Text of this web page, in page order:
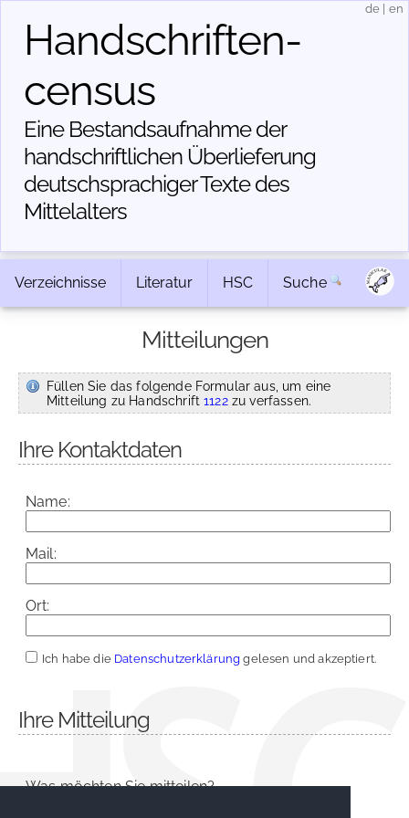
Handschriften­
census
Eine Bestandsaufnahme der
handschriftlichen Über­lieferung
deutschsprachiger Texte des
Mittelalters
de en
Verzeichnisse Literatur HSC Suche
Mitteilungen
Füllen Sie das folgende Formular aus, um eine
Mitteilung zu Handschrift1122zu verfassen.
Ihre Kontaktdaten
Name:
Mail:
Ort:
Ich habe die Datenschutzerklärung gelesen und akzeptiert.
Ihre Mitteilung
Was möchten Sie mitteilen?